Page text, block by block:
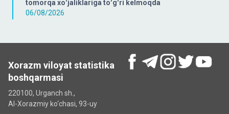
tomorqa xoʻjaliklariga toʻgʻri kelmoqda
06/08/2026
Xorazm viloyat statistika
boshqarmasi
220100, Urganch sh.,
Al-Xorazmiy ko‘chаsi, 93-uy